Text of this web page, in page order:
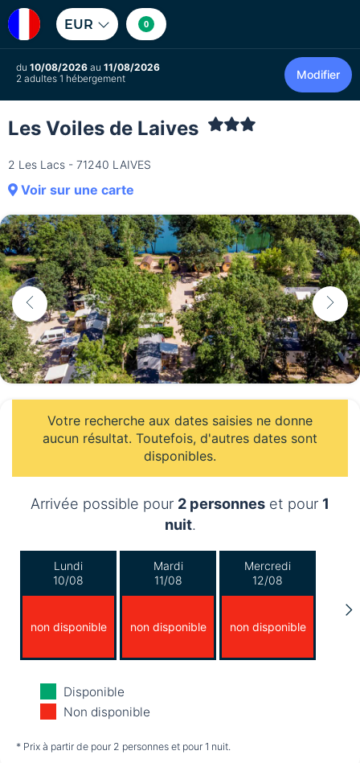
EUR 0
du 10/08/2026 au 11/08/2026
2 adultes 1 hébergement
Modifier
Les Voiles de Laives
2 Les Lacs - 71240 LAIVES
Voir sur une carte
Votre recherche aux dates saisies ne donne
aucun résultat. Toutefois, d'autres dates sont
disponibles.
Arrivée possible pour 2 personnes et pour 1
nuit.
Lundi
10/08
non disponible
Mardi
11/08
non disponible
Mercredi
12/08
non disponible
Jeudi
13/08
30,00 € * 30,00 €*
Disponible
Non disponible
* Prix à partir de pour 2 personnes et pour 1 nuit.